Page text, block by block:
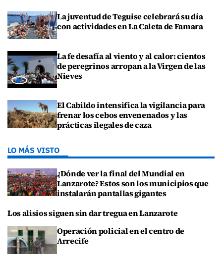
La juventud de Teguise celebrará su día
con actividades en La Caleta de Famara
La fe desafía al viento y al calor: cientos
de peregrinos arropan a la Virgen de las
Nieves
El Cabildo intensifica la vigilancia para
frenar los cebos envenenados y las
prácticas ilegales de caza
LO MÁS VISTO
¿Dónde ver la final del Mundial en
Lanzarote? Estos son los municipios que
instalarán pantallas gigantes
Los alisios siguen sin dar tregua en Lanzarote
Operación policial en el centro de
Arrecife